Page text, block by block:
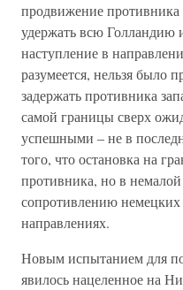
продвижение
удержать всю Голландию
наступление в
разумеется, нельзя было
задержать противника
самой границы сверх
успешными – не в
того, что остановка на
противника, но в
сопротивлению
направлениях.
Новым испытанием для
явилось нацеленное на